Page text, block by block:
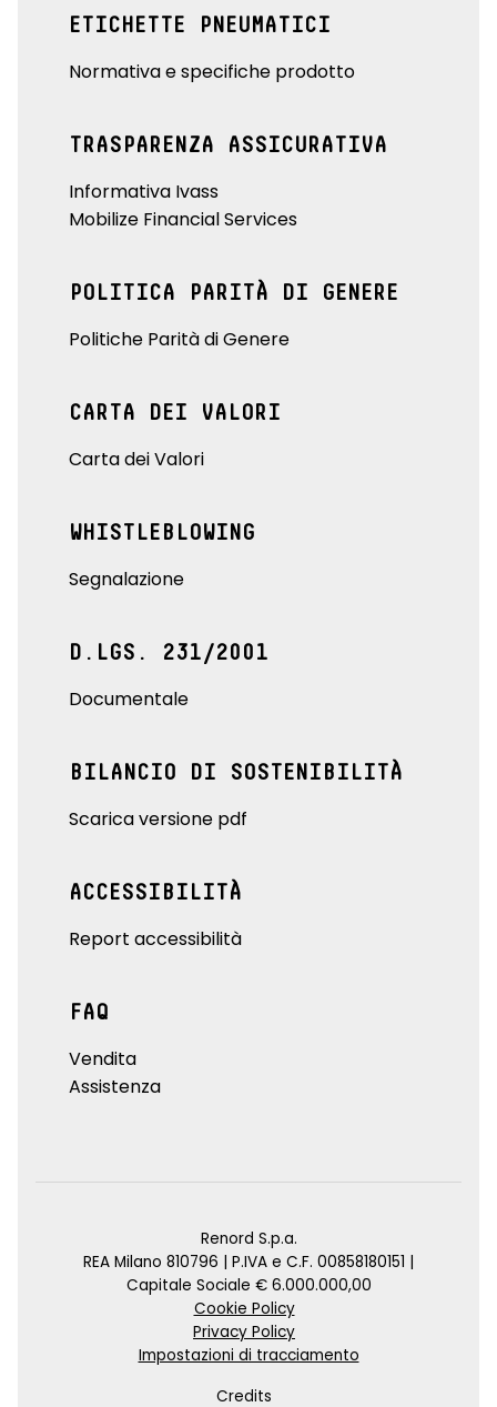
ETICHETTE PNEUMATICI
Normativa e specifiche prodotto
TRASPARENZA ASSICURATIVA
Informativa Ivass
Mobilize Financial Services
POLITICA PARITÀ DI GENERE
Politiche Parità di Genere
CARTA DEI VALORI
Carta dei Valori
WHISTLEBLOWING
Segnalazione
D.LGS. 231/2001
Documentale
BILANCIO DI SOSTENIBILITÀ
Scarica versione pdf
ACCESSIBILITÀ
Report accessibilità
FAQ
Vendita
Assistenza
Renord S.p.a.
REA Milano 810796 | P.IVA e C.F. 00858180151 |
Capitale Sociale € 6.000.000,00
Cookie Policy
Privacy Policy
Impostazioni di tracciamento
Credits